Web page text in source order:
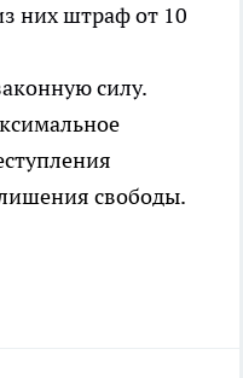
них штраф от 10
силу.
свободы.